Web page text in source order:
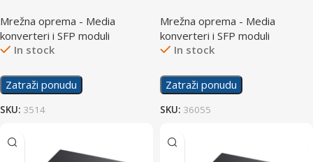
Converter
Mrežna oprema - Media
konverteri i SFP moduli
In stock
Zatraži ponudu
SKU: 3514
Mrežna oprema - Media
konverteri i SFP moduli
In stock
Zatraži ponudu
SKU: 36055